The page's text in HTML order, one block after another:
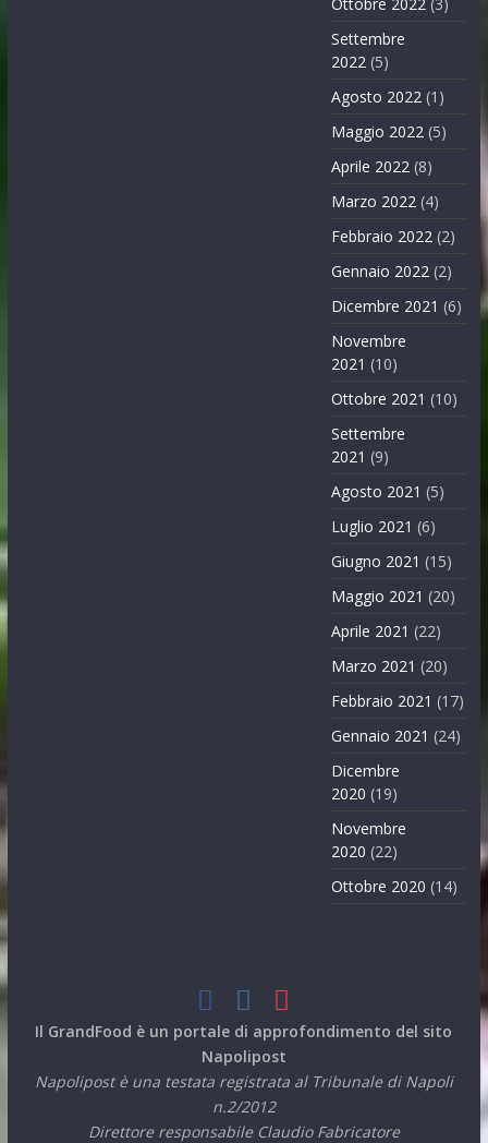
Settembre
2022 (5)
Agosto 2022 (1)
Maggio 2022 (5)
Aprile 2022 (8)
Marzo 2022 (4)
Febbraio 2022 (2)
Gennaio 2022 (2)
Dicembre 2021 (6)
Novembre
2021 (10)
Ottobre 2021 (10)
Settembre
2021 (9)
Agosto 2021 (5)
Luglio 2021 (6)
Giugno 2021 (15)
Maggio 2021 (20)
Aprile 2021 (22)
Marzo 2021 (20)
Febbraio 2021 (17)
Gennaio 2021 (24)
Dicembre
2020 (19)
Novembre
2020 (22)
Ottobre 2020 (14)
Il GrandFood è un portale di approfondimento del sito
Napolipost
Napolipost è una testata registrata al Tribunale di Napoli
n.2/2012
Direttore responsabile Claudio Fabricatore